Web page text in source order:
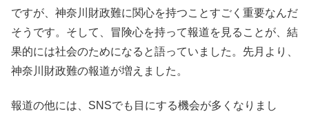
ですが、神奈川財政難に関心を持つことすごく重要なんだ
そうです。そして、冒険心を持って報道を見ることが、結
果的には社会のためになると語っていました。先月より、
神奈川財政難の報道が増えました。
報道の他には、SNSでも目にする機会が多くなりまし